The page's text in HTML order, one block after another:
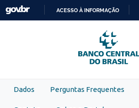
Skip to main content
PARA
O
CONTEÚDO
ACESSO À INFORMAÇÃO
Dados Perguntas Frequentes